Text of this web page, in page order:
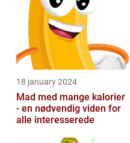
18 january 2024
Mad med mange kalorier
- en nødvendig viden for
alle interesserede